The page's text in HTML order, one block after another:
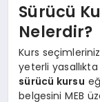
Sürücü
Nelerdir?
Kurs
yeterli
sürücü kursu
belgesini MEB